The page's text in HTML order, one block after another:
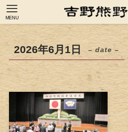
MENU
2026年6月1日 – date –